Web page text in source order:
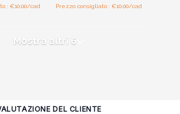
: €10.00/cad Prezzo consigliato : €10.00/cad
Mostra altri 6
DEL CLIENTE